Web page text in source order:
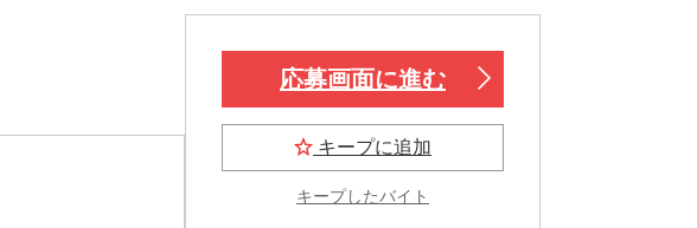
応募画面に進む
キープに追加
キープしたバイト